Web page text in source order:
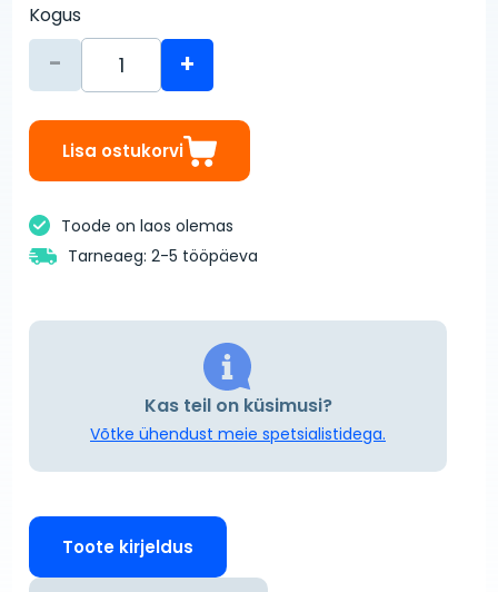
Kogus
- +
Lisa ostukorvi
Toode on laos olemas
Tarneaeg: 2-5 tööpäeva
Kas teil on küsimusi?
Võtke ühendust meie spetsialistidega.
Toote kirjeldus